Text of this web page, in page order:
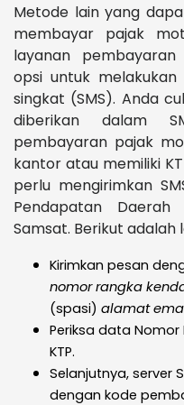
Metode lain yang
membayar pajak
layanan
opsi untuk
singkat (SMS). Anda
diberikan dalam
pembayaran pajak
kantor atau memiliki
perlu mengirimkan
Pendapatan
Samsat. Berikut
Kirimkan pesan
nomor rangka
(spasi) alamat
Periksa data Nomor
KTP.
Selanjutnya, server
dengan kode